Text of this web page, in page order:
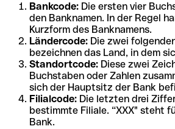
Bankcode: Die ersten vier
den Banknamen. In der Regel
Kurzform des Banknamens.
Ländercode: Die zwei
bezeichnen das Land, in dem
Standortcode: Diese zwei
Buchstaben oder Zahlen
sich der Hauptsitz der Bank
Filialcode: Die letzten drei
bestimmte Filiale. “XXX" steht
Bank.